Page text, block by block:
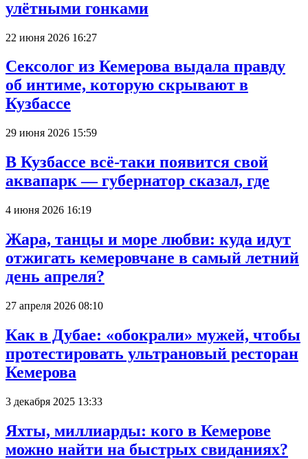
улётными гонками
22 июня 2026 16:27
Сексолог из Кемерова выдала правду
об интиме, которую скрывают в
Кузбассе
29 июня 2026 15:59
В Кузбассе всё-таки появится свой
аквапарк — губернатор сказал, где
4 июня 2026 16:19
Жара, танцы и море любви: куда идут
отжигать кемеровчане в самый летний
день апреля?
27 апреля 2026 08:10
Как в Дубае: «обокрали» мужей, чтобы
протестировать ультрановый ресторан
Кемерова
3 декабря 2025 13:33
Яхты, миллиарды: кого в Кемерове
можно найти на быстрых свиданиях?